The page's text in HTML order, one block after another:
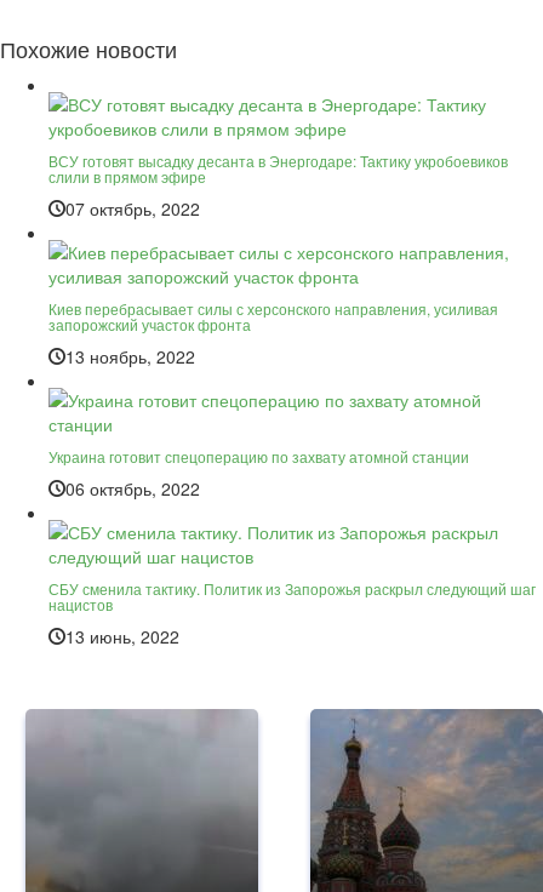
Похожие новости
ВСУ готовят высадку десанта в Энергодаре: Тактику укробоевиков
слили в прямом эфире
07 октябрь, 2022
Киев перебрасывает силы с херсонского направления, усиливая
запорожский участок фронта
13 ноябрь, 2022
Украина готовит спецоперацию по захвату атомной станции
06 октябрь, 2022
СБУ сменила тактику. Политик из Запорожья раскрыл следующий шаг
нацистов
13 июнь, 2022